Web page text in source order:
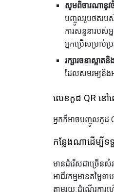
សូមពិចារណានូ
បញ្ចូលរូបថតរបស់
ការសន្ទនារបស់
អ្នកប្រើសម្រាប់
រក្សារចនាស្អាត
ដែលសមរម្យនិងអ
លេខកូដ QR នៅ
អ្នកក៏អាចបញ្ចូលកូដ
កន្លែងណាដើម្បី
មានជំរើសជាច្រើន
អាជីវកម្មមានតម្ល
តាមរយៈដំណើរការ